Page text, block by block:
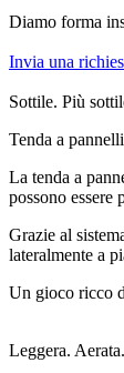
Diamo forma
Invia una
Sottile. Più
Tenda a pannelli
La tenda a
possono essere
Grazie al
lateralmente a
Un gioco ricco
Leggera.